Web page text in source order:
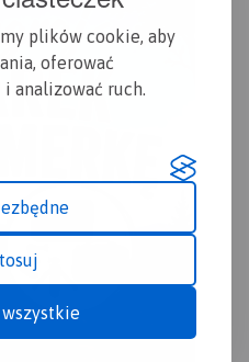
plików cookie, aby
oferować
analizować ruch.